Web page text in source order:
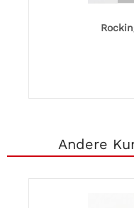
Andere